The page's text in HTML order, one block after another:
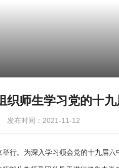
织师生学习党的十
发布时间：2021-11-12
行。为深入学习领会党的十九届